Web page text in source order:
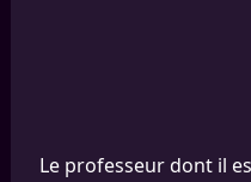
Le professeur dont il